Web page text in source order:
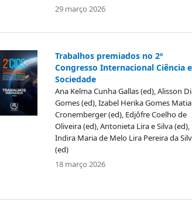
29 março 2026
Trabalhos premiados no 2º
Congresso Internacional Ciência e
Sociedade
Ana Kelma Cunha Gallas (ed), Alisson
Gomes (ed), Izabel Herika Gomes
Cronemberger (ed), Edjôfre Coelho de
Oliveira (ed), Antonieta Lira e Silva (ed),
Indira Maria de Melo Lira Pereira da
(ed)
18 março 2026